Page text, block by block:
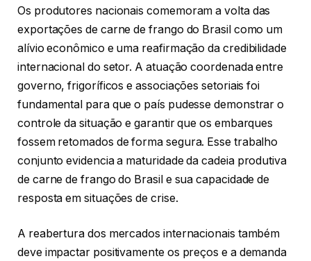
Os produtores nacionais comemoram a volta das
exportações de carne de frango do Brasil como um
alívio econômico e uma reafirmação da credibilidade
internacional do setor. A atuação coordenada entre
governo, frigoríficos e associações setoriais foi
fundamental para que o país pudesse demonstrar o
controle da situação e garantir que os embarques
fossem retomados de forma segura. Esse trabalho
conjunto evidencia a maturidade da cadeia produtiva
de carne de frango do Brasil e sua capacidade de
resposta em situações de crise.
A reabertura dos mercados internacionais também
deve impactar positivamente os preços e a demanda